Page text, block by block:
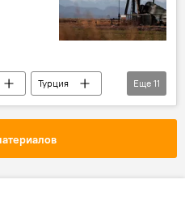
Турция
Ормузский пролив
Еще 11